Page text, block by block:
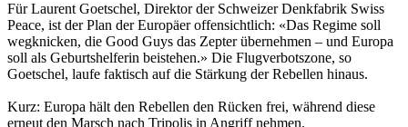
Für Laurent Goetschel, Direktor der Schweizer Denkfabrik Swiss
Peace, ist der Plan der Europäer offensichtlich: «Das Regime soll
wegknicken, die Good Guys das Zepter übernehmen – und Europa
soll als Geburtshelferin beistehen.» Die Flugverbotszone, so
Goetschel, laufe faktisch auf die Stärkung der Rebellen hinaus.
Kurz: Europa hält den Rebellen den Rücken frei, während diese
erneut den Marsch nach Tripolis in Angriff nehmen.